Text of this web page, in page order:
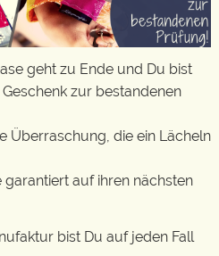
geht zu Ende und Du bist
zur bestandenen
Überraschung, die ein Lächeln
garantiert auf ihren nächsten
bist Du auf jeden Fall